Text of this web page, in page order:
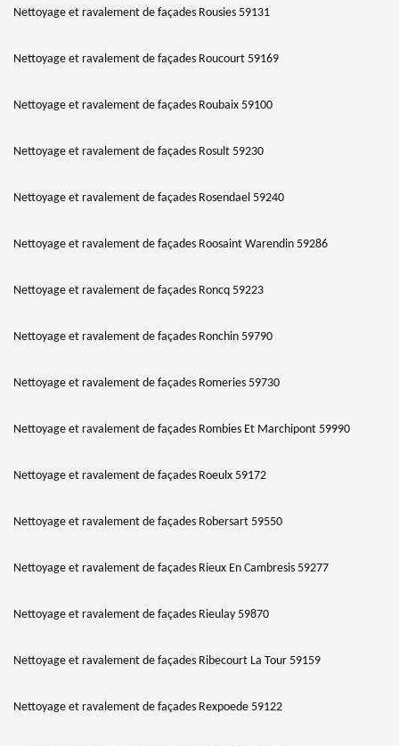
Nettoyage et ravalement de façades Rousies 59131
Nettoyage et ravalement de façades Roucourt 59169
Nettoyage et ravalement de façades Roubaix 59100
Nettoyage et ravalement de façades Rosult 59230
Nettoyage et ravalement de façades Rosendael 59240
Nettoyage et ravalement de façades Roosaint Warendin 59286
Nettoyage et ravalement de façades Roncq 59223
Nettoyage et ravalement de façades Ronchin 59790
Nettoyage et ravalement de façades Romeries 59730
Nettoyage et ravalement de façades Rombies Et Marchipont 59990
Nettoyage et ravalement de façades Roeulx 59172
Nettoyage et ravalement de façades Robersart 59550
Nettoyage et ravalement de façades Rieux En Cambresis 59277
Nettoyage et ravalement de façades Rieulay 59870
Nettoyage et ravalement de façades Ribecourt La Tour 59159
Nettoyage et ravalement de façades Rexpoede 59122